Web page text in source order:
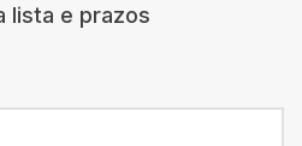
lista e prazos